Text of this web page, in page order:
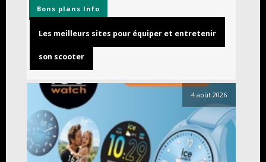
Bons plans Info
Les meilleurs sites pour équiper et entretenir
son scooter
4 août 2026